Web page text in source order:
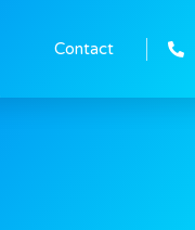
Contact